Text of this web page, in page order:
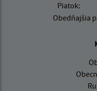
Piatok:
Obedňajšia